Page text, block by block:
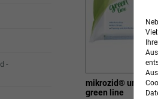
mikrozid®
green line
-